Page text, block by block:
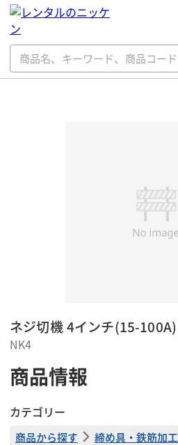
ネジ切機 4インチ(15-100A)
NK4
商品情報
カテゴリー
商品から探す 締め具・鉄筋加工